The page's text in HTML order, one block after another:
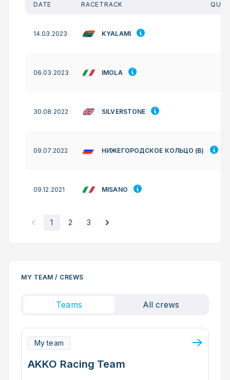
DATE RACETRACK
14.03.2023 KYALAMI
06.03.2023 IMOLA
30.08.2022 SILVERSTONE
09.07.2022 НИЖЕГОРОДСКОЕ КОЛЬЦО (B)
09.12.2021 MISANO
1 2 3
MY TEAM / CREWS
Teams All crews
My team
AKKO Racing Team